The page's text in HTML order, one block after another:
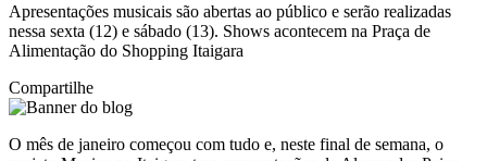
Apresentações musicais são abertas ao público e serão realizadas
nessa sexta (12) e sábado (13). Shows acontecem na Praça de
Alimentação do Shopping Itaigara
Compartilhe
O mês de janeiro começou com tudo e, neste final de semana, o